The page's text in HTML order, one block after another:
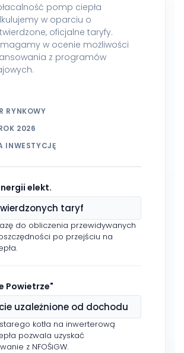
pomp ciepła
w oparciu o
oficjalne taryfy.
w ocenie możliwości
z programów
RYNKOWY
2026
INWESTYCJĘ
elekt.
taryf
do obliczenia przewidywanych
po przejściu na
Powietrze"
uzależnione od dochodu
kotła na inwerterową
pozwala uzyskać
z NFOŚiGW.